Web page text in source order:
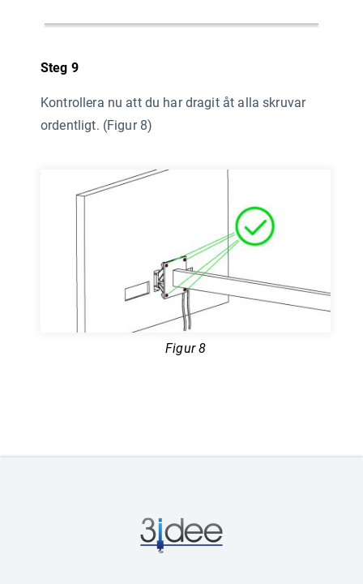
Steg 9
Kontrollera nu att du har dragit åt alla skruvar
ordentligt. (Figur 8)
Figur 8